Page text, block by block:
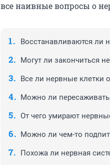
все наивные вопросы о
Восстанавливаются ли
Могут ли закончиться
Все ли нервные клетки
Можно ли
От чего умирают
Можно ли чем-то
Похожа ли нервная